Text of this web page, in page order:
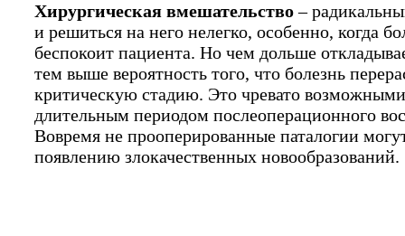
Хирургическая вмешательство–
и решиться на него нелегко, особенно, когда
беспокоит пациента. Но чем дольше
тем выше вероятность того, что болезнь
критическую стадию. Это чревато
длительным периодом послеоперационного
Вовремя не прооперированные паталогии
появлению злокачественных новообразований.